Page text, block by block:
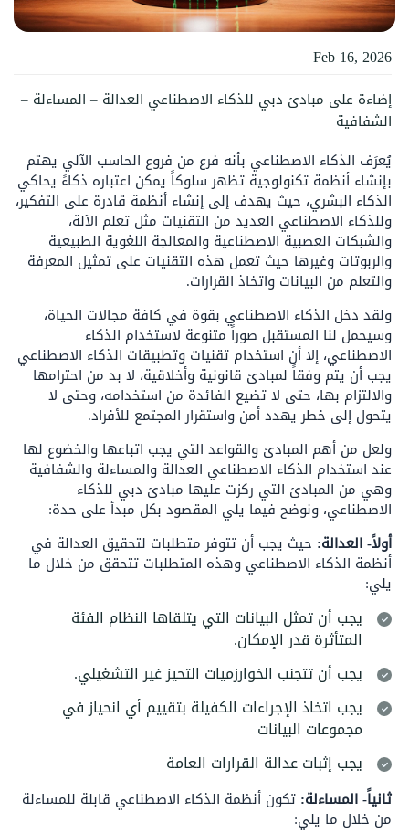
Feb 16, 2026
إضاءة على مبادئ دبي للذكاء الاصطناعي العدالة – المساءلة –
الشفافية
يُعرَف الذكاء الاصطناعي بأنه فرع من فروع الحاسب الآلي يهتم
بإنشاء أنظمة تكنولوجية تظهر سلوكاً يمكن اعتباره ذكاءً يحاكي
الذكاء البشري، حيث يهدف إلى إنشاء أنظمة قادرة على التفكير،
وللذكاء الاصطناعي العديد من التقنيات مثل تعلم الآلة،
والشبكات العصبية الاصطناعية والمعالجة اللغوية الطبيعية
والربوتات وغيرها حيث تعمل هذه التقنيات على تمثيل المعرفة
والتعلم من البيانات واتخاذ القرارات.
ولقد دخل الذكاء الاصطناعي بقوة في كافة مجالات الحياة،
وسيحمل لنا المستقبل صوراً متنوعة لاستخدام الذكاء
الاصطناعي، إلا أن استخدام تقنيات وتطبيقات الذكاء الاصطناعي
يجب أن يتم وفقاً لمبادئ قانونية وأخلاقية، لا بد من احترامها
والالتزام بها، حتى لا تضيع الفائدة من استخدامه، وحتى لا
يتحول إلى خطر يهدد أمن واستقرار المجتمع للأفراد.
ولعل من أهم المبادئ والقواعد التي يجب اتباعها والخضوع لها
عند استخدام الذكاء الاصطناعي العدالة والمساءلة والشفافية
وهي من المبادئ التي ركزت عليها مبادئ دبي للذكاء
الاصطناعي، ونوضح فيما يلي المقصود بكل مبدأ على حدة:
أولاً- العدالة: حيث يجب أن تتوفر متطلبات لتحقيق العدالة في
أنظمة الذكاء الاصطناعي وهذه المتطلبات تتحقق من خلال ما
يلي:
يجب أن تمثل البيانات التي يتلقاها النظام الفئة
المتأثرة قدر الإمكان.
يجب أن تتجنب الخوارزميات التحيز غير التشغيلي.
يجب اتخاذ الإجراءات الكفيلة بتقييم أي انحياز في
مجموعات البيانات
يجب إثبات عدالة القرارات العامة
ثانياً- المساءلة: تكون أنظمة الذكاء الاصطناعي قابلة للمساءلة
من خلال ما يلي: